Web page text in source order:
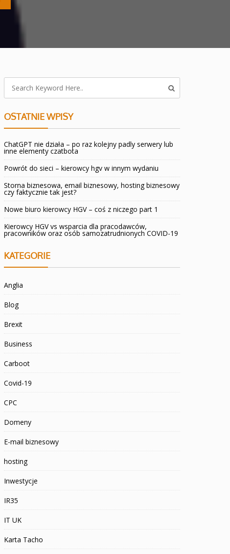
OSTATNIE WPISY
ChatGPT nie działa – po raz kolejny padly serwery lub
inne elementy czatbota
Powrót do sieci – kierowcy hgv w innym wydaniu
Storna biznesowa, email biznesowy, hosting biznesowy
czy faktycznie tak jest?
Nowe biuro kierowcy HGV – coś z niczego part 1
Kierowcy HGV vs wsparcia dla pracodawców,
pracowników oraz osób samozatrudnionych COVID-19
KATEGORIE
Anglia
Blog
Brexit
Business
Carboot
Covid-19
CPC
Domeny
E-mail biznesowy
hosting
Inwestycje
IR35
IT UK
Karta Tacho